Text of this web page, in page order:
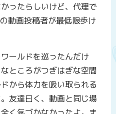
ったらしいけど、代理で
動画投稿者が最低限歩け
ールドを巡ったんだけ
ところがつぎはぎな空間
から体力を吸い取られる
友達曰く、動画と同じ場